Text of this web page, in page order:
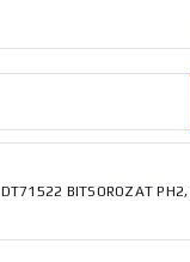
DT71522 BITSOROZAT